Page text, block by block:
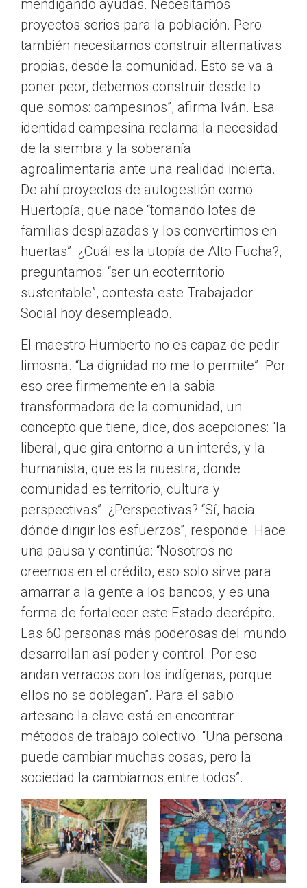
mendigando ayudas. Necesitamos
proyectos serios para la población. Pero
también necesitamos construir alternativas
propias, desde la comunidad. Esto se va a
poner peor, debemos construir desde lo
que somos: campesinos”, afirma Iván. Esa
identidad campesina reclama la necesidad
de la siembra y la soberanía
agroalimentaria ante una realidad incierta.
De ahí proyectos de autogestión como
Huertopía, que nace “tomando lotes de
familias desplazadas y los convertimos en
huertas”. ¿Cuál es la utopía de Alto Fucha?,
preguntamos: “ser un ecoterritorio
sustentable”, contesta este Trabajador
Social hoy desempleado.
El maestro Humberto no es capaz de pedir
limosna. “La dignidad no me lo permite”. Por
eso cree firmemente en la sabia
transformadora de la comunidad, un
concepto que tiene, dice, dos acepciones: “la
liberal, que gira entorno a un interés, y la
humanista, que es la nuestra, donde
comunidad es territorio, cultura y
perspectivas”. ¿Perspectivas? “Sí, hacia
dónde dirigir los esfuerzos”, responde. Hace
una pausa y continúa: “Nosotros no
creemos en el crédito, eso solo sirve para
amarrar a la gente a los bancos, y es una
forma de fortalecer este Estado decrépito.
Las 60 personas más poderosas del mundo
desarrollan así poder y control. Por eso
andan verracos con los indígenas, porque
ellos no se doblegan”. Para el sabio
artesano la clave está en encontrar
métodos de trabajo colectivo. “Una persona
puede cambiar muchas cosas, pero la
sociedad la cambiamos entre todos”.